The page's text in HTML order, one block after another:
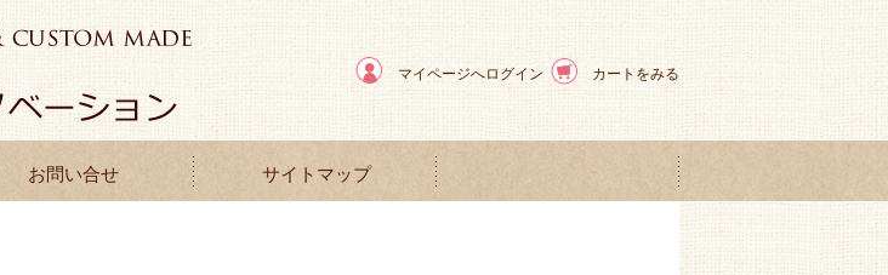
マイページへログイン カートをみる
お問い合せ サイトマップ